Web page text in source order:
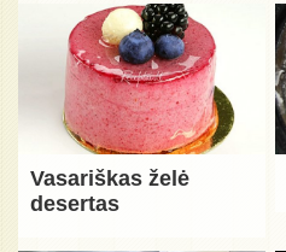
Vasariškas želė
desertas